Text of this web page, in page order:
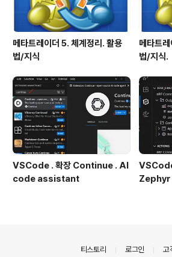
메타트레이더 5. 체계정리. 활용
법/지식
메타트
법/지식.
VSCode . 확장 Continue . AI
code assistant
VSCode 에
Zephyr
티스토리 로그인 고